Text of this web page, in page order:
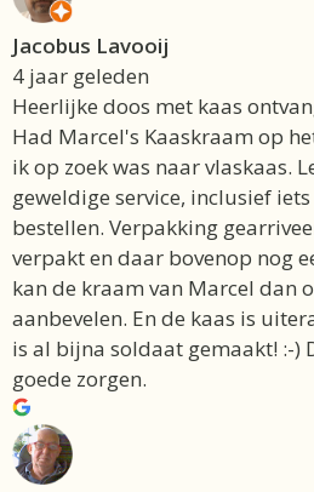
Jacobus Lavooij
4 jaar geleden
Heerlijke doos met kaas
Had Marcel's Kaaskraam op
ik op zoek was naar vlaskaas.
geweldige service, inclusief
bestellen. Verpakking
verpakt en daar bovenop nog
kan de kraam van Marcel dan
aanbevelen. En de kaas is
is al bijna soldaat gemaakt! :-)
goede zorgen.